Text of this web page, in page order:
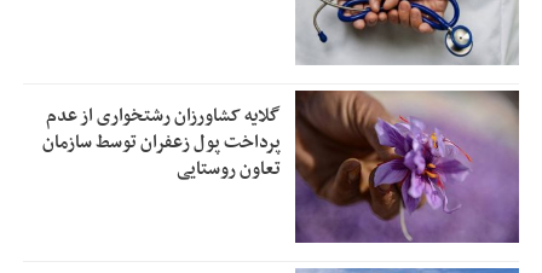
گلایه کشاورزان رشتخواری از عدم
پرداخت پول زعفران توسط سازمان
تعاون روستایی